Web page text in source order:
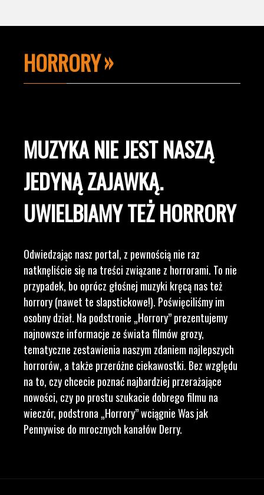
HORRORY
MUZYKA NIE JEST NASZĄ
JEDYNĄ ZAJAWKĄ.
UWIELBIAMY TEŻ HORRORY
Odwiedzając nasz portal, z pewnością nie raz
natknęliście się na treści związane z horrorami. To nie
przypadek, bo oprócz głośnej muzyki kręcą nas też
horrory (nawet te slapstickowe!). Poświęciliśmy im
osobny dział. Na podstronie „Horrory” prezentujemy
najnowsze informacje ze świata filmów grozy,
tematyczne zestawienia naszym zdaniem najlepszych
horrorów, a także przeróżne ciekawostki. Bez względu
na to, czy chcecie poznać najbardziej przerażające
nowości, czy po prostu szukacie dobrego filmu na
wieczór, podstrona „Horrory” wciągnie Was jak
Pennywise do mrocznych kanałów Derry.